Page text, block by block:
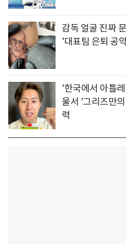
감독 얼굴 진짜
'대표팀 은퇴 공
'한국에서 아틀
울서 '그리즈만
력